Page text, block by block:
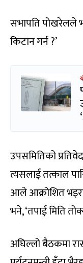
सभापति पोखरेलले
किटान गर्न ?’
उपसमितिको
त्यसलाई तत्काल
आले आक्रोशित
भने, ‘तपाईं मिति
अघिल्लो बैठकमा